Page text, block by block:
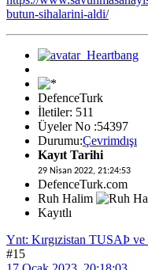
butun-sihalarini-aldi/
DefenceTurk
İletiler: 511
Üyeler No :54397
Durumu:Çevrimdışı
Kayıt Tarihi
29 Nisan 2022, 21:24:53
DefenceTurk.com
Ruh Halim
Kayıtlı
Ynt: Kırgızistan TUSAÞ ve
#15